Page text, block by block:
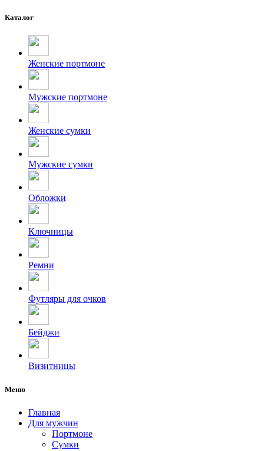
Каталог
Женские портмоне
Мужские портмоне
Женские сумки
Мужские сумки
Обложки
Ключницы
Ремни
Футляры для очков
Бейджи
Визитницы
Меню
Главная
Для мужчин
Портмоне
Сумки